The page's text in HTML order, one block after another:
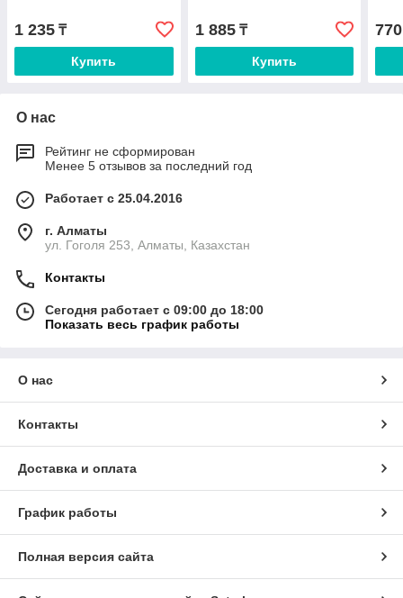
1 235 ₸
Купить
1 885₸
Купить
770
О нас
Рейтинг не сформирован
Менее 5 отзывов за последний год
Работает с 25.04.2016
г. Алматы
ул. Гоголя 253, Алматы, Казахстан
Контакты
Сегодня работает с 09:00 до 18:00
Показать весь график работы
О нас
Контакты
Доставка и оплата
График работы
Полная версия сайта